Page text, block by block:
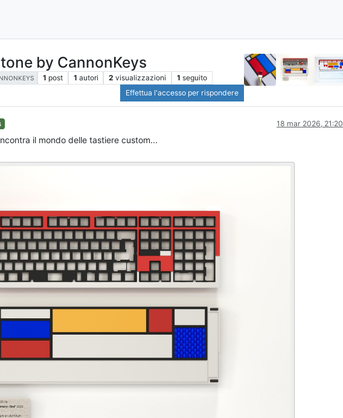
by CannonKeys
1 post 1 autori 2 visualizzazioni 1 seguito
Effettua l'accesso per rispondere
18 mar 2026, 21:20
il mondo delle tastiere custom...